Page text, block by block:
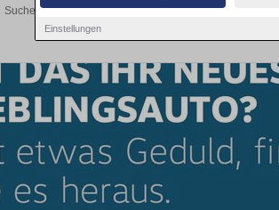
Einstellungen
Suchen Sie in Bochum einen Hyundai IONIQ 5